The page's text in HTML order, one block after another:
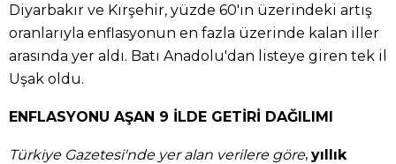
Diyarbakır ve Kırşehir, yüzde 60'ın üzerindeki artış
oranlarıyla enflasyonun en fazla üzerinde kalan iller
arasında yer aldı. Batı Anadolu'dan listeye giren tek il
Uşak oldu.
ENFLASYONU AŞAN 9 İLDE GETİRİ DAĞILIMI
Türkiye Gazetesi'nde yer alan verilere göre, yıllık